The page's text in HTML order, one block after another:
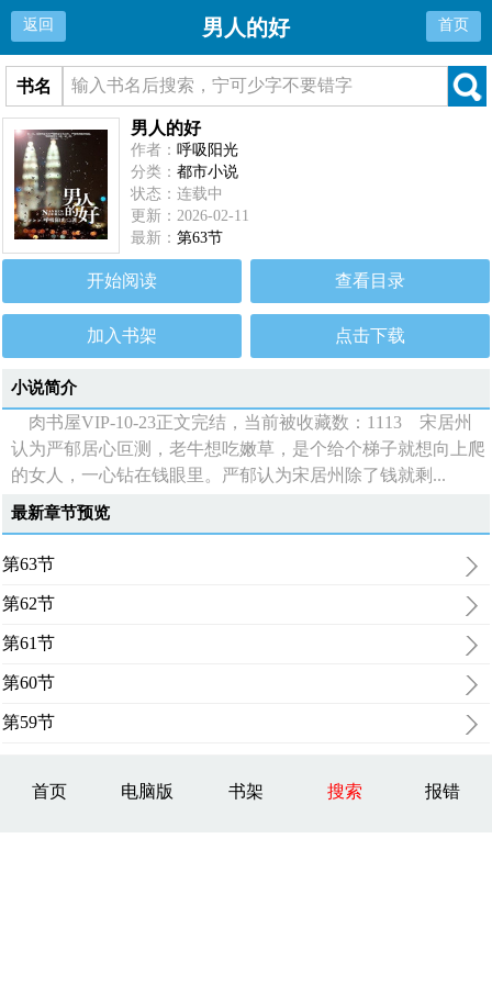
返回 男人的好 首页
书名
男人的好
作者：呼吸阳光
分类：都市小说
状态：连载中
更新：2026-02-11
最新：第63节
开始阅读 查看目录
加入书架 点击下载
小说简介
肉书屋VIP-10-23正文完结，当前被收藏数：1113 宋居州
认为严郁居心叵测，老牛想吃嫩草，是个给个梯子就想向上爬
的女人，一心钻在钱眼里。严郁认为宋居州除了钱就剩...
最新章节预览
第63节
第62节
第61节
第60节
第59节
首页 电脑版 书架 搜索 报错